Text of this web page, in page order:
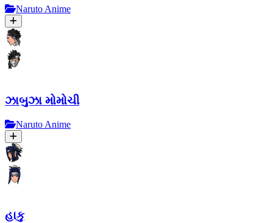
Naruto Anime
ઝાબુઝા મોમોચી
Naruto Anime
હાકુ